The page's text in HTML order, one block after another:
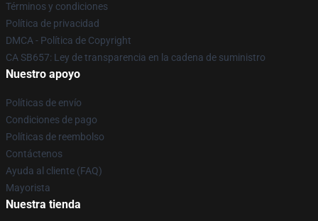
Términos y condiciones
Política de privacidad
DMCA - Política de Copyright
CA SB657: Ley de transparencia en la cadena de suministro
Nuestro apoyo
Políticas de envío
Condiciones de pago
Políticas de reembolso
Contáctenos
Ayuda al cliente (FAQ)
Mayorista
Nuestra tienda